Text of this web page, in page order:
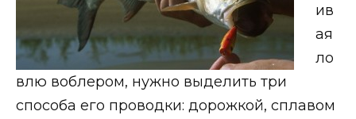
ив
ая
ло
влю воблером, нужно выделить три
способа его проводки: дорожкой, сплавом